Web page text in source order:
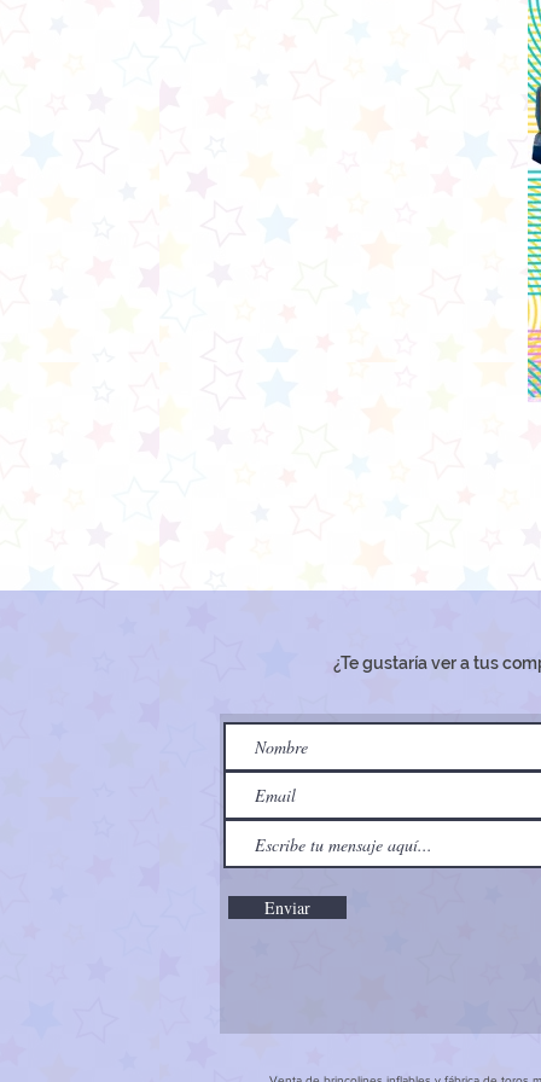
¿Te gustaría ver a tus
Enviar